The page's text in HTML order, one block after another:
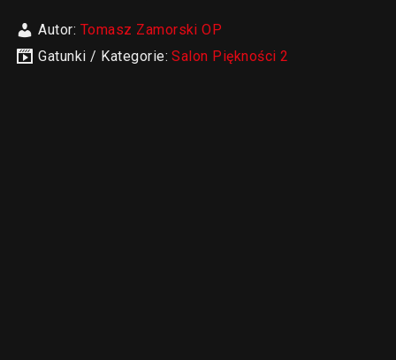
Autor: Tomasz Zamorski OP
Gatunki / Kategorie:Salon Piękności 2